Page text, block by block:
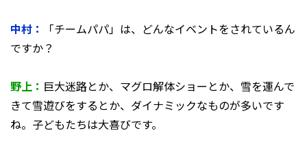
中村：
「チームパパ」は、どんなイベントをされているん
ですか？
野上： 巨大迷路とか、マグロ解体ショーとか、雪を運んで
きて雪遊びをするとか、ダイナミックなものが多いです
ね。子どもたちは大喜びです。